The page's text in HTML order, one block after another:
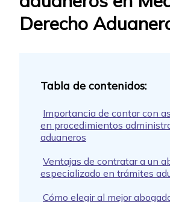
Derecho
Importancia de contar con
en procedimientos
aduaneros
Ventajas de contratar a un
especializado en trámites
Cómo elegir al mejor